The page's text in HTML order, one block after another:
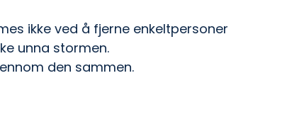
ikke ved å fjerne enkeltpersoner
unna stormen.
den sammen.